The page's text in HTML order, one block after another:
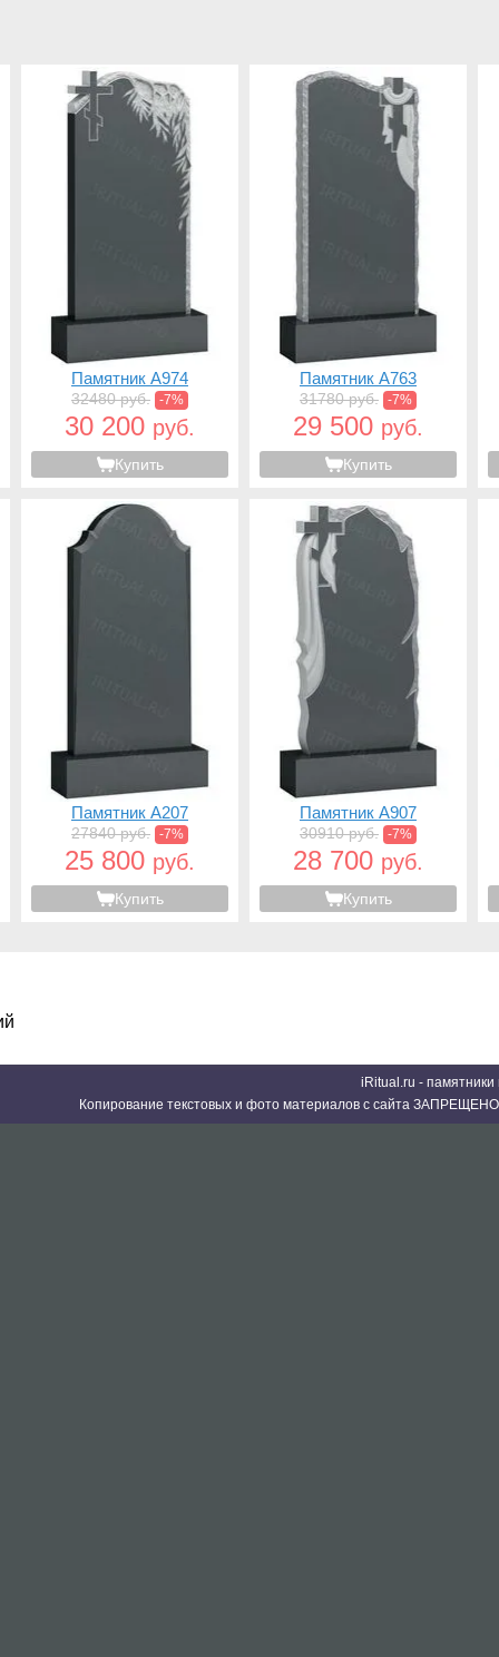
Памятник A974
32480 руб. -7%
30 200 руб.
Купить
Памятник A763
31780 руб. -7%
29 500 руб.
Купить
Памятник A207
27840 руб. -7%
25 800 руб.
Купить
Памятник A907
30910 руб. -7%
28 700 руб.
Купить
iRitual.ru -
Копирование текстовых и фото материалов с сайта